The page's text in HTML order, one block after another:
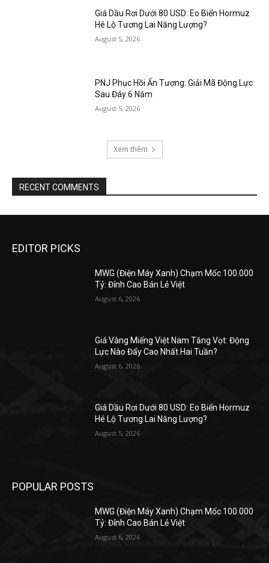
Giá Dầu Rơi Dưới 80 USD: Eo Biển Hormuz
Hé Lộ Tương Lai Năng Lượng?
August 5, 2026
PNJ Phục Hồi Ấn Tượng: Giải Mã Động Lực
Sau Đáy 6 Năm
August 5, 2026
Xem thêm
RECENT COMMENTS
EDITOR PICKS
MWG (Điện Máy Xanh) Chạm Mốc 100.000
Tỷ: Đỉnh Cao Bán Lẻ Việt
August 6, 2026
Giá Vàng Miếng Việt Nam Tăng Vọt: Động
Lực Nào Đẩy Cao Nhất Hai Tuần?
August 6, 2026
Giá Dầu Rơi Dưới 80 USD: Eo Biển Hormuz
Hé Lộ Tương Lai Năng Lượng?
August 5, 2026
POPULAR POSTS
MWG (Điện Máy Xanh) Chạm Mốc 100.000
Tỷ: Đỉnh Cao Bán Lẻ Việt
August 6, 2026